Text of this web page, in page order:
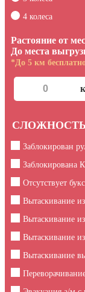
4 колеса
Растояние от
До места
*До 5 км
СЛОЖНОСТЬ
Заблокирован
Заблокирована
Отсутствует
Вытаскивание
Вытаскивание
Вытаскивание
Вытаскивание